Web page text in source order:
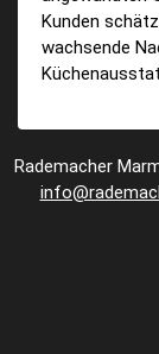
Kunden
wachsende
Rademacher